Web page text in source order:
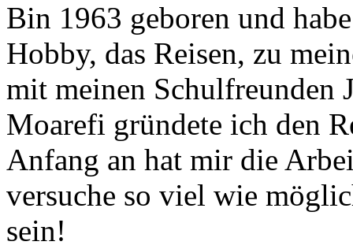
Bin 1963 geboren und
Hobby, das Reisen, zu
mit meinen Schulfreunden
Moarefi gründete ich den
Anfang an hat mir die
versuche so viel wie
sein!